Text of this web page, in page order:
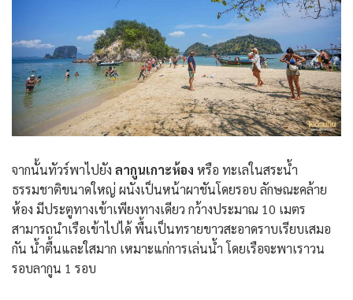
จากนั้นทัวร์พาไปยัง ลากูนเกาะห้อง หรือ ทะเลในสระน้ำ
ธรรมชาติขนาดใหญ่ ผนังเป็นหน้าผาชันโดยรอบ ลักษณะคล้าย
ห้อง มีประตูทางเข้าเพียงทางเดียว กว้างประมาณ 10 เมตร
สามารถนำเรือเข้าไปได้ พื้นเป็นทรายขาวสะอาดราบเรียบเสมอ
กัน น้ำตื้นและใสมาก เหมาะแก่การเล่นน้ำ โดยเรือจะพาเราวน
รอบลากูน 1 รอบ